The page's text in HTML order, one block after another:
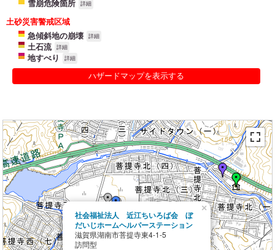
雪崩危険箇所 詳細
土砂災害警戒区域
急傾斜地の崩壊
詳細
土石流 詳細
地すべり 詳細
ハザードマップを表示する
社会福祉法人 近江ちいろば会 ぼ
だいじホームヘルパーステーション
滋賀県湖南市菩提寺東4-1-5
訪問型
×